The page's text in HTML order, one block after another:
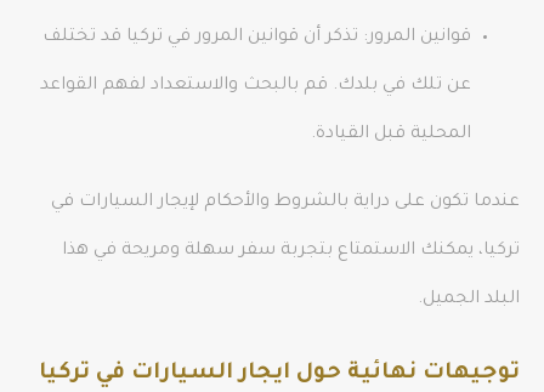
قوانين المرور: تذكر أن قوانين المرور في تركيا قد تختلف
عن تلك في بلدك. قم بالبحث والاستعداد لفهم القواعد
المحلية قبل القيادة.
عندما تكون على دراية بالشروط والأحكام لإيجار السيارات في
تركيا، يمكنك الاستمتاع بتجربة سفر سهلة ومريحة في هذا
البلد الجميل.
توجيهات نهائية حول ايجار السيارات في تركيا